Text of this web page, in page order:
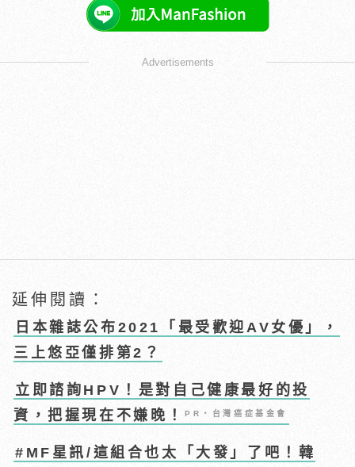
Advertisements
延伸閱讀：
日本雜誌公布2021「最受歡迎AV女優」，
三上悠亞僅排第2？
立即諮詢HPV！是對自己健康最好的投
資，把握現在不嫌晚！PR・台灣癌症基金會
#MF星訊/這組合也太「大發」了吧！韓